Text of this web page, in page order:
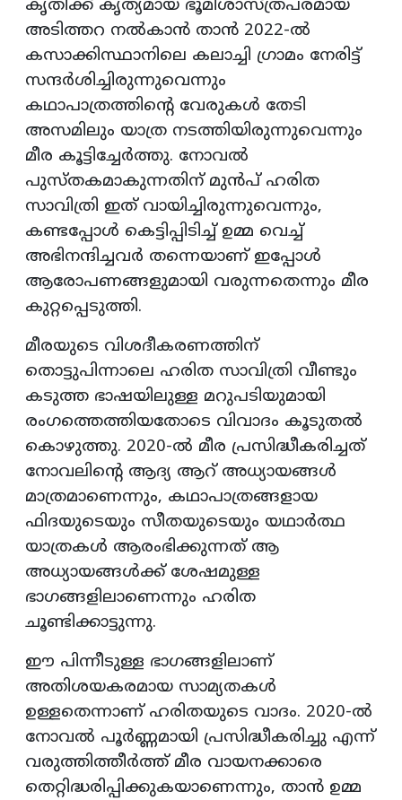
കൃതിക്ക് കൃത്യമായ ഭൂമിശാസ്ത്രപരമായ
അടിത്തറ നൽകാൻ താൻ 2022-ൽ
കസാക്കിസ്ഥാനിലെ കലാച്ചി ഗ്രാമം നേരിട്ട്
സന്ദർശിച്ചിരുന്നുവെന്നും
കഥാപാത്രത്തിന്റെ വേരുകൾ തേടി
അസമിലും യാത്ര നടത്തിയിരുന്നുവെന്നും
മീര കൂട്ടിച്ചേർത്തു. നോവൽ
പുസ്തകമാകുന്നതിന് മുൻപ് ഹരിത
സാവിത്രി ഇത് വായിച്ചിരുന്നുവെന്നും,
കണ്ടപ്പോൾ കെട്ടിപ്പിടിച്ച് ഉമ്മ വെച്ച്
അഭിനന്ദിച്ചവർ തന്നെയാണ് ഇപ്പോൾ
ആരോപണങ്ങളുമായി വരുന്നതെന്നും മീര
കുറ്റപ്പെടുത്തി.
മീരയുടെ വിശദീകരണത്തിന്
തൊട്ടുപിന്നാലെ ഹരിത സാവിത്രി വീണ്ടും
കടുത്ത ഭാഷയിലുള്ള മറുപടിയുമായി
രംഗത്തെത്തിയതോടെ വിവാദം കൂടുതൽ
കൊഴുത്തു. 2020-ൽ മീര പ്രസിദ്ധീകരിച്ചത്
നോവലിന്റെ ആദ്യ ആറ് അധ്യായങ്ങൾ
മാത്രമാണെന്നും, കഥാപാത്രങ്ങളായ
ഫിദയുടെയും സീതയുടെയും യഥാർത്ഥ
യാത്രകൾ ആരംഭിക്കുന്നത് ആ
അധ്യായങ്ങൾക്ക് ശേഷമുള്ള
ഭാഗങ്ങളിലാണെന്നും ഹരിത
ചൂണ്ടിക്കാട്ടുന്നു.
ഈ പിന്നീടുള്ള ഭാഗങ്ങളിലാണ്
അതിശയകരമായ സാമ്യതകൾ
ഉള്ളതെന്നാണ് ഹരിതയുടെ വാദം. 2020-ൽ
നോവൽ പൂർണ്ണമായി പ്രസിദ്ധീകരിച്ചു എന്ന്
വരുത്തിത്തീർത്ത് മീര വായനക്കാരെ
തെറ്റിദ്ധരിപ്പിക്കുകയാണെന്നും, താൻ ഉമ്മ